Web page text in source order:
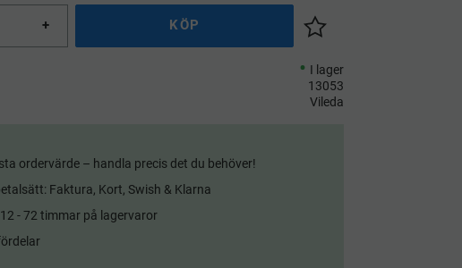
+ KÖP
Lägg till i önskelista
I lager
13053
Vileda
ordervärde – handla precis det du behöver!
Faktura, Kort, Swish & Klarna
- 72 timmar på lagervaror